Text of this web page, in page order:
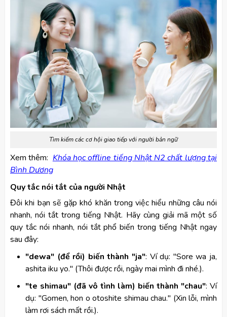
Tìm kiếm các cơ hội giao tiếp với người bản ngữ
Xem thêm: Khóa học offline tiếng Nhật N2 chất lượng tại
Bình Dương
Quy tắc nói tắt của người Nhật
Đôi khi bạn sẽ gặp khó khăn trong việc hiểu những câu nói
nhanh, nói tắt trong tiếng Nhật. Hãy cùng giải mã một số
quy tắc nói nhanh, nói tắt phổ biến trong tiếng Nhật ngay
sau đây:
"dewa" (để rồi) biến thành "ja": Ví dụ: "Sore wa ja,
ashita iku yo." (Thôi được rồi, ngày mai mình đi nhé.).
"te shimau" (đã vô tình làm) biến thành "chau": Ví
dụ: "Gomen, hon o otoshite shimau chau." (Xin lỗi, mình
làm rơi sách mất rồi.).